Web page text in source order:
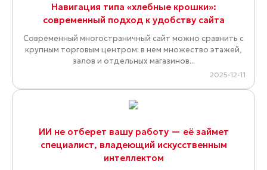
Навигация типа «хлебные крошки»:
современный подход к удобству сайта
Современный многостраничный сайт можно сравнить с
крупным торговым центром: в нем множество этажей,
залов и отдельных магазинов...
2025-12-11
ИИ не отберет вашу работу — её займет
специалист, владеющий искусственным
интеллектом